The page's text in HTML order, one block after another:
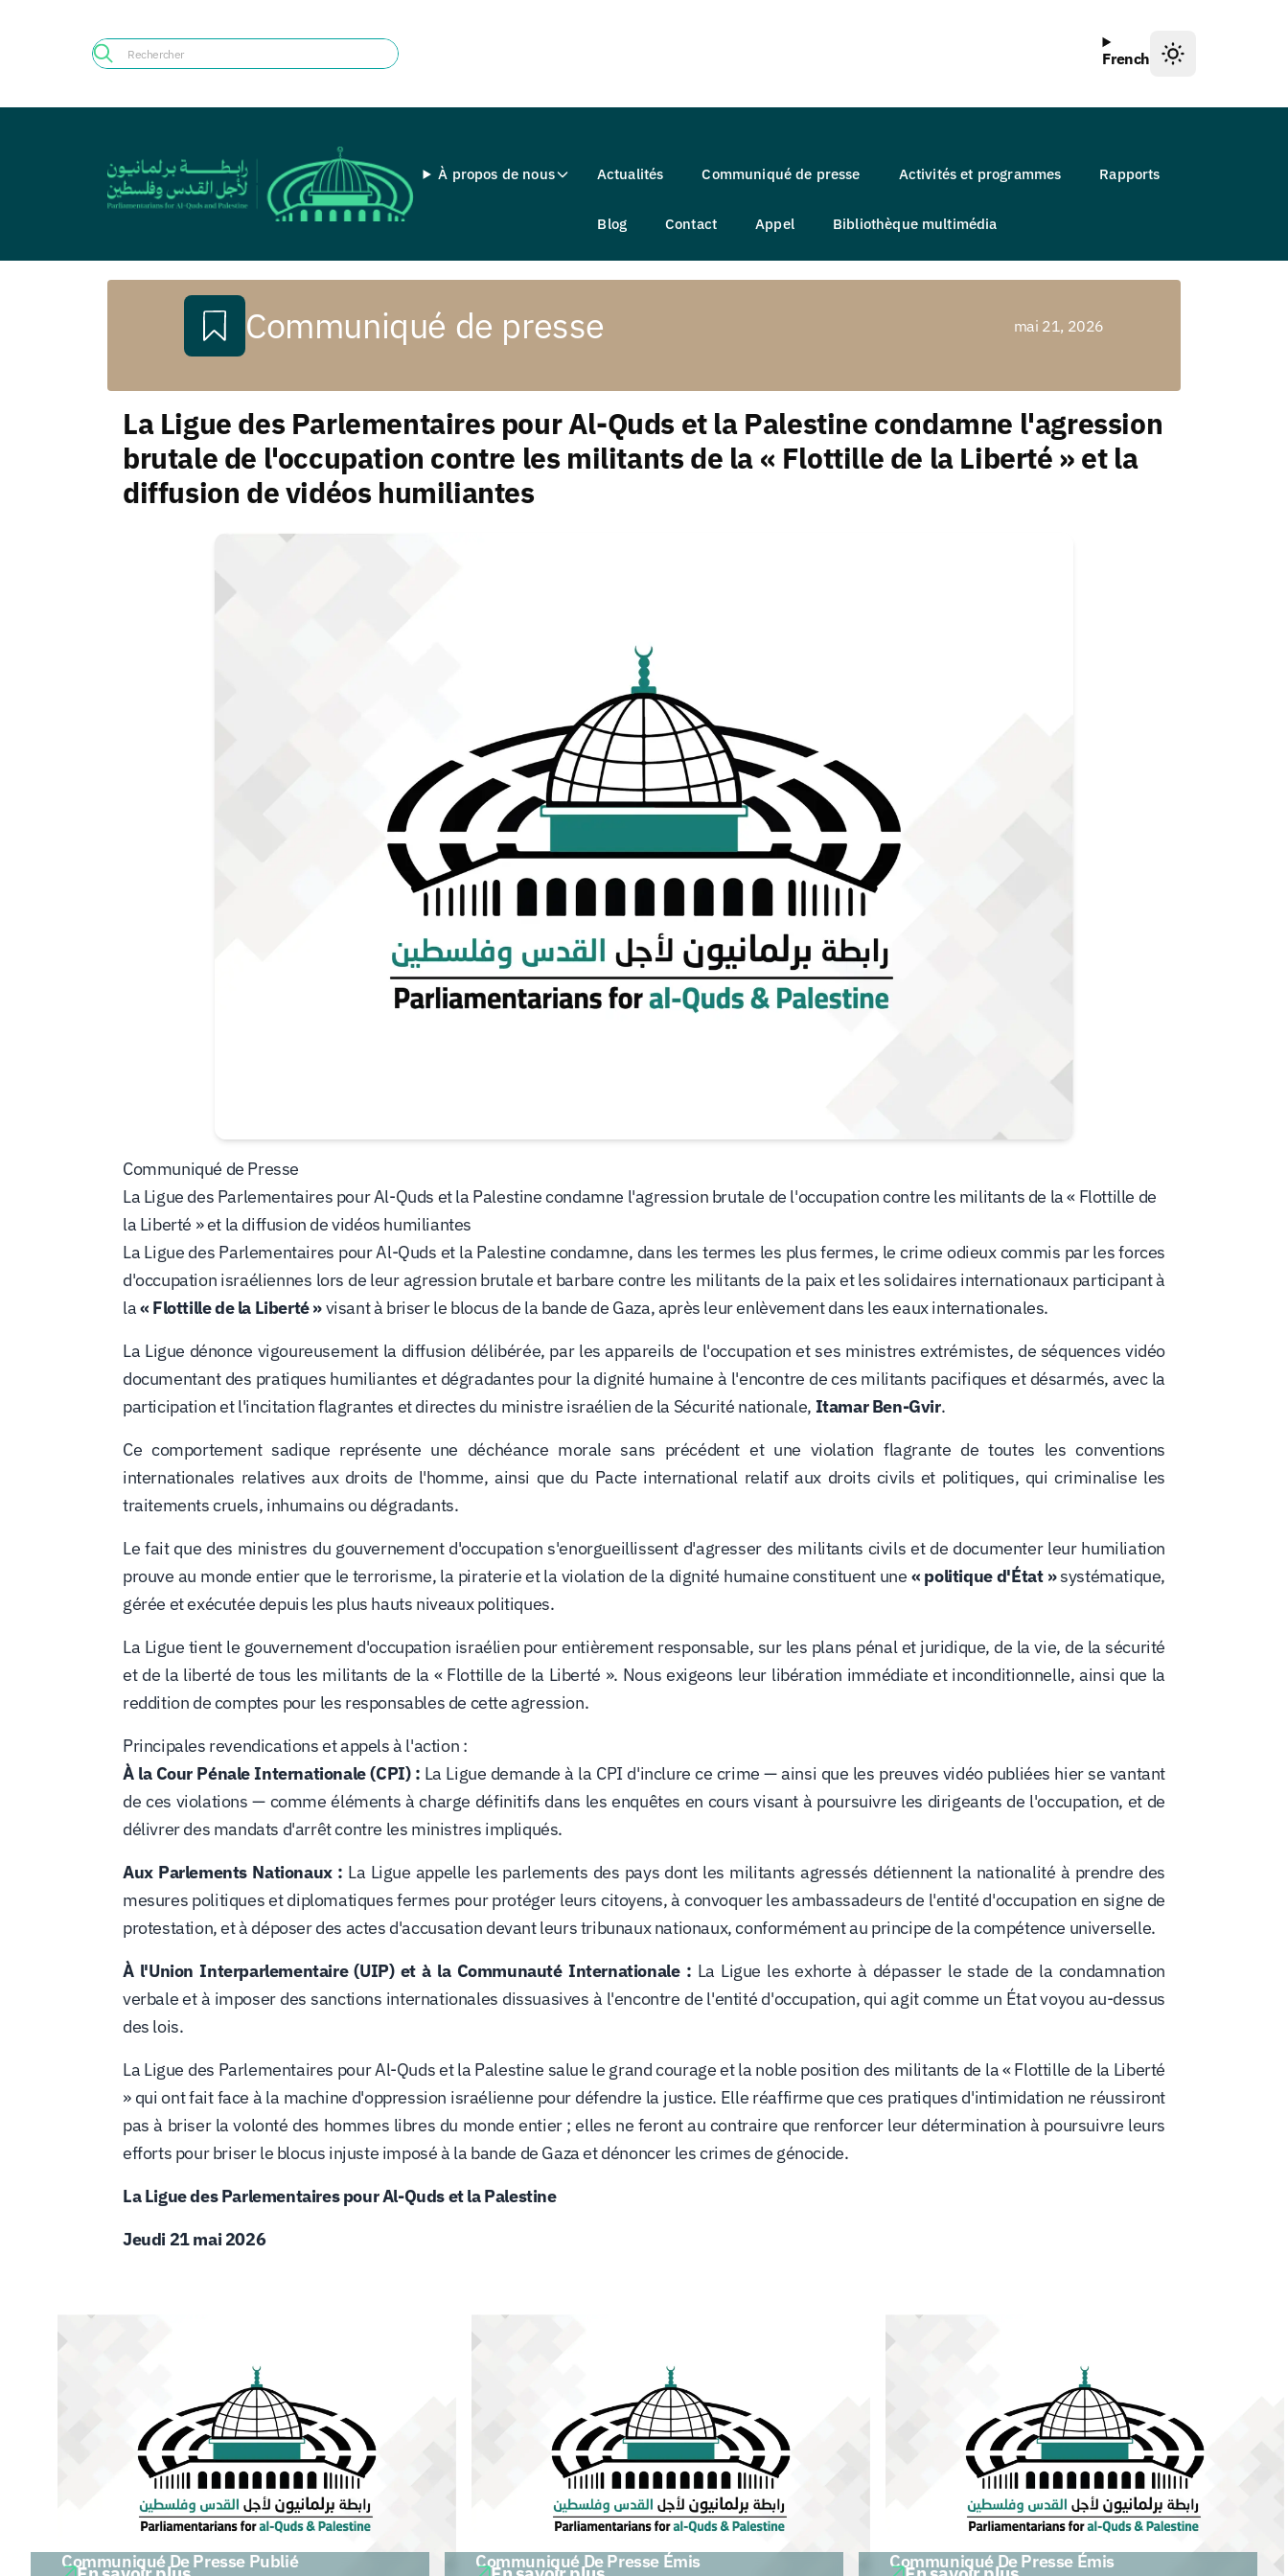
French
À propos de nous Actualités Communiqué de presse Activités et programmes Rapports
Blog Contact Appel Bibliothèque multimédia
Communiqué de presse mai 21, 2026
La Ligue des Parlementaires pour Al-Quds et la Palestine condamne l'agression
brutale de l'occupation contre les militants de la « Flottille de la Liberté » et la
diffusion de vidéos humiliantes
Communiqué de Presse
La Ligue des Parlementaires pour Al-Quds et la Palestine condamne l'agression brutale de l'occupation contre les militants de la « Flottille de
la Liberté » et la diffusion de vidéos humiliantes
La Ligue des Parlementaires pour Al-Quds et la Palestine condamne, dans les termes les plus fermes, le crime odieux commis par les forces
d'occupation israéliennes lors de leur agression brutale et barbare contre les militants de la paix et les solidaires internationaux participant à
la« Flottille de la Liberté »visant à briser le blocus de la bande de Gaza, après leur enlèvement dans les eaux internationales.
La Ligue dénonce vigoureusement la diffusion délibérée, par les appareils de l'occupation et ses ministres extrémistes, de séquences vidéo
documentant des pratiques humiliantes et dégradantes pour la dignité humaine à l'encontre de ces militants pacifiques et désarmés, avec la
participation et l'incitation flagrantes et directes du ministre israélien de la Sécurité nationale, Itamar Ben-Gvir.
Ce comportement sadique représente une déchéance morale sans précédent et une violation flagrante de toutes les conventions
internationales relatives aux droits de l'homme, ainsi que du Pacte international relatif aux droits civils et politiques, qui criminalise les
traitements cruels, inhumains ou dégradants.
Le fait que des ministres du gouvernement d'occupation s'enorgueillissent d'agresser des militants civils et de documenter leur humiliation
prouve au monde entier que le terrorisme, la piraterie et la violation de la dignité humaine constituent une « politique d'État »systématique,
gérée et exécutée depuis les plus hauts niveaux politiques.
La Ligue tient le gouvernement d'occupation israélien pour entièrement responsable, sur les plans pénal et juridique, de la vie, de la sécurité
et de la liberté de tous les militants de la « Flottille de la Liberté ». Nous exigeons leur libération immédiate et inconditionnelle, ainsi que la
reddition de comptes pour les responsables de cette agression.
Principales revendications et appels à l'action :
À la Cour Pénale Internationale (CPI) : La Ligue demande à la CPI d'inclure ce crime — ainsi que les preuves vidéo publiées hier se vantant
de ces violations — comme éléments à charge définitifs dans les enquêtes en cours visant à poursuivre les dirigeants de l'occupation, et de
délivrer des mandats d'arrêt contre les ministres impliqués.
Aux Parlements Nationaux : La Ligue appelle les parlements des pays dont les militants agressés détiennent la nationalité à prendre des
mesures politiques et diplomatiques fermes pour protéger leurs citoyens, à convoquer les ambassadeurs de l'entité d'occupation en signe de
protestation, et à déposer des actes d'accusation devant leurs tribunaux nationaux, conformément au principe de la compétence universelle.
À l'Union Interparlementaire (UIP) et à la Communauté Internationale : La Ligue les exhorte à dépasser le stade de la condamnation
verbale et à imposer des sanctions internationales dissuasives à l'encontre de l'entité d'occupation, qui agit comme un État voyou au-dessus
des lois.
La Ligue des Parlementaires pour Al-Quds et la Palestine salue le grand courage et la noble position des militants de la « Flottille de la Liberté
» qui ont fait face à la machine d'oppression israélienne pour défendre la justice. Elle réaffirme que ces pratiques d'intimidation ne réussiront
pas à briser la volonté des hommes libres du monde entier ; elles ne feront au contraire que renforcer leur détermination à poursuivre leurs
efforts pour briser le blocus injuste imposé à la bande de Gaza et dénoncer les crimes de génocide.
La Ligue des Parlementaires pour Al-Quds et la Palestine
Jeudi 21 mai 2026
Communiqué De Presse Publié
Communiqué De Presse Émis
Communiqué De Presse Émis